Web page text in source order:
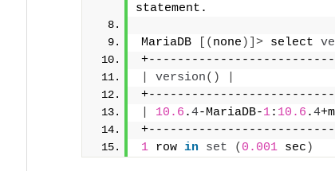
statement.
MariaDB [( none )]> select
version()
10.6 .4-MariaDB-1: 10.6 .4
1 row in set ( 0.001 sec )